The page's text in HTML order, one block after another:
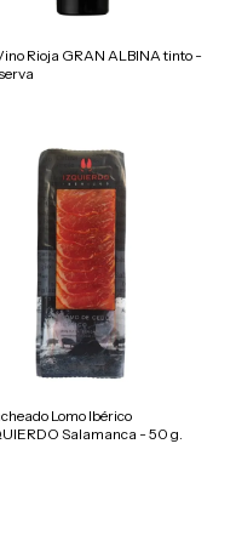
Rioja GRAN ALBINA tinto -
Lomo Ibérico
Salamanca - 50 g.